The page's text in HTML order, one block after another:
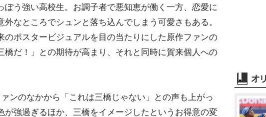
ぽう強い高校生。お調子者で悪知恵が働く一方、恋愛に
なところでシュンと落ち込んでしまう可愛さもある。
のポスタービジュアルを目の当たりにした原作ファンの
橋だ！」との期待が高まり、それと同時に賀来個人への
ンのなかから「これは三橋じゃない」との声も上がっ
が強過ぎるほか、三橋をイメージしたというお得意の変